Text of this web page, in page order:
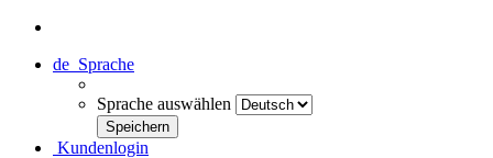
de Sprache
Sprache auswählen
Kundenlogin